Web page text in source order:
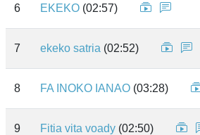
6 EKEKO (02:57)
7 ekeko satria (02:52)
8 FA INOKO IANAO (03:28)
9 Fitia vita voady (02:50)